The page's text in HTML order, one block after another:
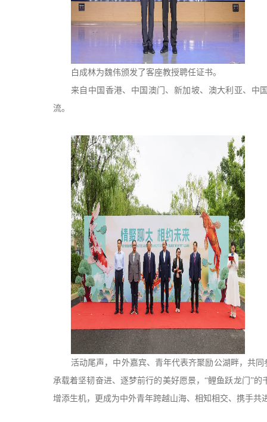
白成林为魏伟颁发了客座教授聘任证书。
来自中国香港、中国澳门、新加坡、澳大利亚、中
流。
活动尾声，中外嘉宾、青年代表齐聚励公湖畔，共
承载着坚韧奋进、逐梦前行的美好愿景，“鲤鱼跃龙门”
增添生机，更成为中外青年跨越山海、相知相交、携手共